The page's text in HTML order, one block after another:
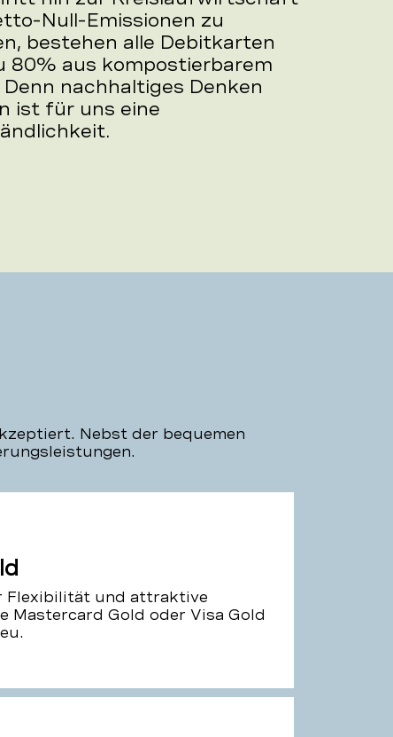
Null-Emissionen zu
bestehen alle Debitkarten
80% aus kompostierbarem
nachhaltiges Denken
ist für uns eine
Nebst der bequemen
Flexibilität und attraktive
Mastercard Gold oder Visa Gold